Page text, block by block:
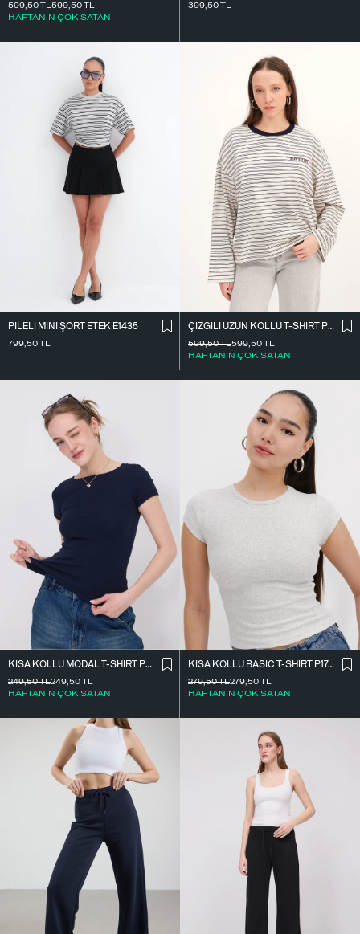
599,50TL
HAFTANIN ÇOK SATANI
599,50TL
399,50TL
PILELI MINI ŞORT ETEK E1435
799,50TL
ÇIZGILI UZUN KOLLU T-SHIRT P10522
599,50TL
HAFTANIN ÇOK SATANI
599,50TL
KISA KOLLU MODAL T-SHIRT P4298-S7
249,50TL
HAFTANIN ÇOK SATANI
249,50TL
KISA KOLLU BASIC T-SHIRT P1742-L10
279,50TL
HAFTANIN ÇOK SATANI
279,50TL